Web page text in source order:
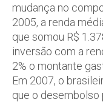
mudança no
2005, a renda
que somou R$
inversão com a
2% o montante
Em 2007, o
que o desembolso